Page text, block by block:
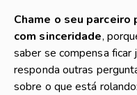
Chame o seu
com sinceridade,
saber se compensa ficar
responda outras
sobre o que está rolando: